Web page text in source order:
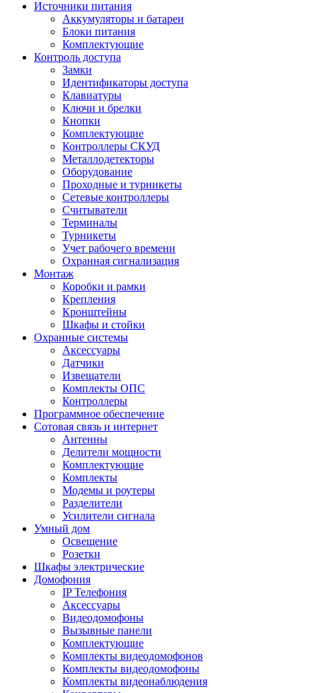
Источники питания
Аккумуляторы и батареи
Блоки питания
Комплектующие
Контроль доступа
Замки
Идентификаторы доступа
Клавиатуры
Ключи и брелки
Кнопки
Комплектующие
Контроллеры СКУД
Металлодетекторы
Оборудование
Проходные и турникеты
Сетевые контроллеры
Считыватели
Терминалы
Турникеты
Учет рабочего времени
Охранная сигнализация
Монтаж
Коробки и рамки
Крепления
Кронштейны
Шкафы и стойки
Охранные системы
Аксессуары
Датчики
Извещатели
Комплекты ОПС
Контроллеры
Программное обеспечение
Сотовая связь и интернет
Антенны
Делители мощности
Комплектующие
Комплекты
Модемы и роутеры
Разделители
Усилители сигнала
Умный дом
Освещение
Розетки
Шкафы электрические
Домофония
IP Телефония
Аксессуары
Видеодомофоны
Вызывные панели
Комплектующие
Комплекты видеодомофонов
Комплекты видеодомофоны
Комплекты видеонаблюдения